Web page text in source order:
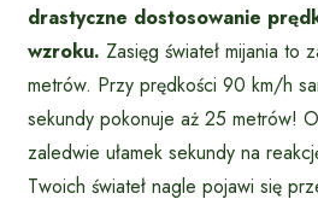
drastyczne dostosowanie
wzroku. Zasięg świateł mijania to
metrów. Przy prędkości 90 km/h
sekundy pokonuje aż 25 metrów!
zaledwie ułamek sekundy na
Twoich świateł nagle pojawi się